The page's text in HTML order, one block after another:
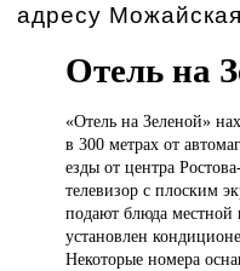
адресу
Отель на
«Отель наЗеленой»
в 300 метрах от
езды от центра
телевизор с плоским
подают блюда
установлен
Некоторые номера